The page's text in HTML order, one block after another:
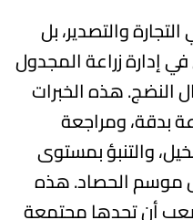
والتصدير، بل
إدارة زراعة المجدول
النضج. هذه الخبرات
بدقة، ومراجعة
والتنبؤ بمستوى
موسم الحصاد. هذه
أن تجدها مجتمعة